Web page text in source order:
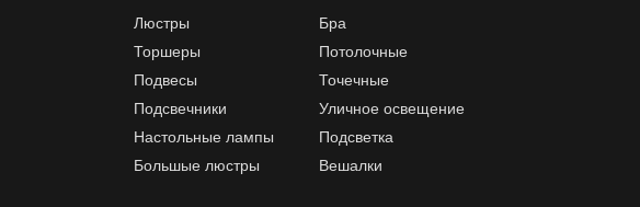
Люстры
Бра
Торшеры
Потолочные
Подвесы
Точечные
Подсвечники
Уличное освещение
Настольные лампы
Подсветка
Большые люстры
Вешалки